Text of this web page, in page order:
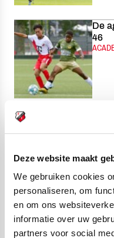
Deze website maakt
We gebruiken cookies
personaliseren, om
en om ons
informatie over uw
partners voor social
De
46
JONG